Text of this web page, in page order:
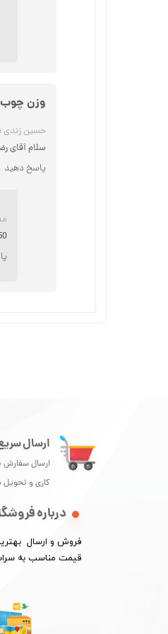
وزن چوب
حسین
سلام آقای
پاسخ دهید
ارسال
کاری و
درباره
فروش و ارسال
​​​​​​​قیمت مناسب به